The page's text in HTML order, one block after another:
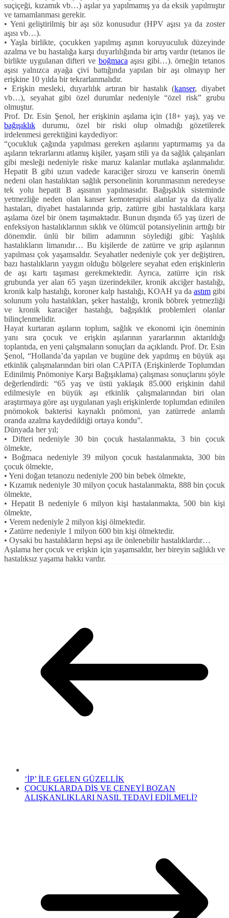
suçiçeği, kızamık vb…) aşılar ya yapılmamış ya da eksik yapılmıştır
ve tamamlanması gerekir.
• Yeni geliştirilmiş bir aşı söz konusudur (HPV aşısı ya da zoster
aşısı vb…).
• Yaşla birlikte, çocukken yapılmış aşının koruyuculuk düzeyinde
azalma ve bu hastalığa karşı duyarlılığında bir artış vardır (tetanos ile
birlikte uygulanan difteri ve boğmaca aşısı gibi…). örneğin tetanos
aşısı yalnızca ayağa çivi battığında yapılan bir aşı olmayıp her
erişkine 10 yılda bir tekrarlanmalıdır.
• Erişkin mesleki, duyarlılık artıran bir hastalık (kanser, diyabet
vb…), seyahat gibi özel durumlar nedeniyle “özel risk” grubu
olmuştur.
Prof. Dr. Esin Şenol, her erişkinin aşılama için (18+ yaş), yaş ve
bağışıklık durumu, özel bir riski olup olmadığı gözetilerek
irdelenmesi gerektiğini kaydediyor:
“çocukluk çağında yapılması gereken aşılarını yaptırmamış ya da
aşıların tekrarlarını atlamış kişiler, yaşam stili ya da sağlık çalışanları
gibi mesleği nedeniyle riske maruz kalanlar mutlaka aşılanmalıdır.
Hepatit B gibi uzun vadede karaciğer sirozu ve kanserin önemli
nedeni olan hastalıktan sağlık personelinin korunmasının neredeyse
tek yolu hepatit B aşısının yapılmasıdır. Bağışıklık sisteminde
yetmezliğe neden olan kanser kemoterapisi alanlar ya da diyaliz
hastaları, diyabet hastalarında grip, zatürre gibi hastalıklara karşı
aşılama özel bir önem taşımaktadır. Bunun dışında 65 yaş üzeri de
enfeksiyon hastalıklarının sıklık ve ölümcül potansiyelinin arttığı bir
dönemdir. ünlü bir bilim adamının söylediği gibi: Yaşlılık
hastalıkların limanıdır… Bu kişilerde de zatürre ve grip aşılarının
yapılması çok yaşamsaldır. Seyahatler nedeniyle çok yer değiştiren,
bazı hastalıkların yaygın olduğu bölgelere seyahat eden erişkinlerin
de aşı kartı taşıması gerekmektedir. Ayrıca, zatürre için risk
grubunda yer alan 65 yaşın üzerindekiler, kronik akciğer hastalığı,
kronik kalp hastalığı, koroner kalp hastalığı, KOAH ya da astımgibi
solunum yolu hastalıkları, şeker hastalığı, kronik böbrek yetmezliği
ve kronik karaciğer hastalığı, bağışıklık problemleri olanlar
bilinçlenmelidir.
Hayat kurtaran aşıların toplum, sağlık ve ekonomi için öneminin
yanı sıra çocuk ve erişkin aşılarının yararlarının aktarıldığı
toplantıda, en yeni çalışmaların sonuçları da açıklandı. Prof. Dr. Esin
Şenol, “Hollanda’da yapılan ve bugüne dek yapılmış en büyük aşı
etkinlik çalışmalarından biri olan CAPiTA (Erişkinlerde Toplumdan
Edinilmiş Pnömoniye Karşı Bağışıklama) çalışması sonuçlarını şöyle
değerlendirdi: “65 yaş ve üstü yaklaşık 85.000 erişkinin dahil
edilmesiyle en büyük aşı etkinlik çalışmalarından biri olan
araştırmaya göre aşı uygulanan yaşlı erişkinlerde toplumdan edinilen
pnömokok bakterisi kaynaklı pnömoni, yan zatürrede anlamlı
oranda azalma kaydedildiği ortaya kondu”.
Dünyada her yıl;
• Difteri nedeniyle 30 bin çocuk hastalanmakta, 3 bin çocuk
ölmekte,
• Boğmaca nedeniyle 39 milyon çocuk hastalanmakta, 300 bin
çocuk ölmekte,
• Yeni doğan tetanozu nedeniyle 200 bin bebek ölmekte,
• Kızamık nedeniyle 30 milyon çocuk hastalanmakta, 888 bin çocuk
ölmekte,
• Hepatit B nedeniyle 6 milyon kişi hastalanmakta, 500 bin kişi
ölmekte,
• Verem nedeniyle 2 milyon kişi ölmektedir.
• Zatürre nedeniyle 1 milyon 600 bin kişi ölmektedir.
• Oysaki bu hastalıkların hepsi aşı ile önlenebilir hastalıklardır…
Aşılama her çocuk ve erişkin için yaşamsaldır, her bireyin sağlıklı ve
hastalıksız yaşama hakkı vardır.
‘İP’ İLE GELEN GÜZELLİK
ÇOCUKLARDA DİŞ VE ÇENEYİ BOZAN
ALIŞKANLIKLARI NASIL TEDAVİ EDİLMELİ?